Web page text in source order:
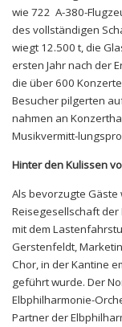
wie 722 A-380-
des vollständigen
wiegt 12.500 t, die
ersten Jahr nach der
die über 600
Besucher pilgerten
nahmen an
Musikvermitt-
Hinter den Kulissen
Als bevorzugte
Reisegesellschaft der
mit dem
Gerstenfeldt,
Chor, in der Kantine
geführt wurde. Der
Elbphilharmonie-
Partner der